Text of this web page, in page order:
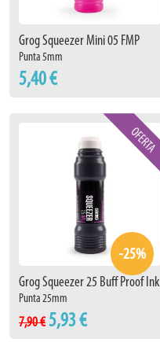
Grog Squeezer Mini 05 FMP
Punta 5mm
5,40 €
-25%
Grog Squeezer 25 Buff Proof Ink
Punta 25mm
7,90 € 5,93 €